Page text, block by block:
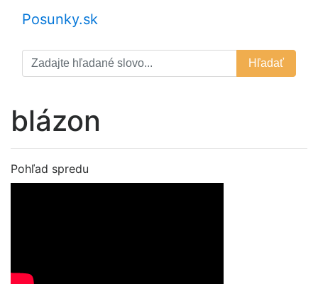
Posunky.sk
Hľadať
blázon
Pohľad spredu